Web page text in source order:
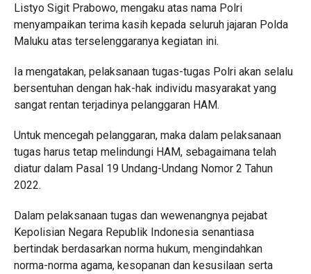
Listyo Sigit Prabowo, mengaku atas nama Polri
menyampaikan terima kasih kepada seluruh jajaran Polda
Maluku atas terselenggaranya kegiatan ini.
Ia mengatakan, pelaksanaan tugas-tugas Polri akan selalu
bersentuhan dengan hak-hak individu masyarakat yang
sangat rentan terjadinya pelanggaran HAM.
Untuk mencegah pelanggaran, maka dalam pelaksanaan
tugas harus tetap melindungi HAM, sebagaimana telah
diatur dalam Pasal 19 Undang-Undang Nomor 2 Tahun
2022.
Dalam pelaksanaan tugas dan wewenangnya pejabat
Kepolisian Negara Republik Indonesia senantiasa
bertindak berdasarkan norma hukum, mengindahkan
norma-norma agama, kesopanan dan kesusilaan serta